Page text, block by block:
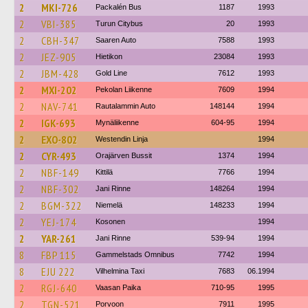
2 MKI-726 Packalén Bus 1187 1993
2 VBI-385 Turun Citybus 20 1993
2 CBH-347 Saaren Auto 7588 1993
2 JEZ-905 Hietikon 23084 1993
2 JBM-428 Gold Line 7612 1993
2 MXI-202 Pekolan Liikenne 7609 1994
2 NAV-741 Rautalammin Auto 148144 1994
2 IGK-693 Mynäliikenne 604-95 1994
2 EXO-802 Westendin Linja 1994
2 CYR-493 Orajärven Bussit 1374 1994
2 NBF-149 Kittilä 7766 1994
2 NBF-302 Jani Rinne 148264 1994
2 BGM-322 Niemelä 148233 1994
2 YEJ-174 Kosonen 1994
2 YAR-261 Jani Rinne 539-94 1994
8 FBP 115 Gammelstads Omnibus 7742 1994
8 EJU 222 Vilhelmina Taxi 7683 06.1994
2 RGJ-640 Vaasan Paika 710-95 1995
2 TGN-521 Porvoon 7911 1995